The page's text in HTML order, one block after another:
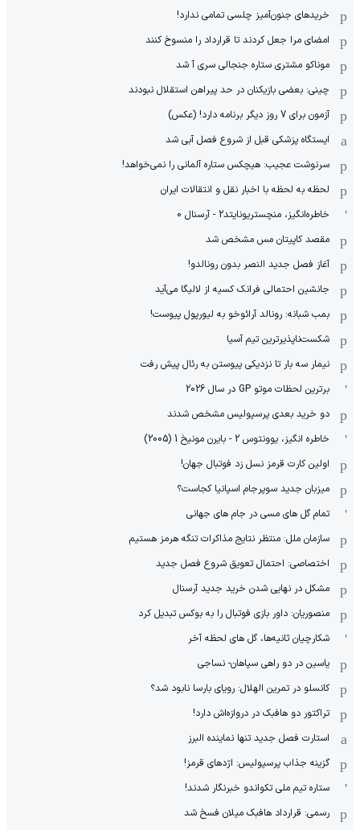
خریدهای جنون‌آمیز چلسی تمامی ندارد!
امضای مرا جعل کردند تا قرارداد را منسوخ کنند
موناکو مشتری ستاره جنجالی سری آ شد
چینی: بعضی بازیکنان در حد پیراهن استقلال نبودند
آزمون برای 7 روز دیگر برنامه دارد! (عکس)
ایستگاه پزشکی قبل از شروع فصل آبی شد
سرنوشت عجیب: هیچکس ستاره آلمانی را نمی‌خواهد!
لحظه به لحظه با اخبار نقل و انتقالات ایران
خاطره‌انگیز، منچستریونایتد2 - آرسنال 0
مقصد کاپیتان مس مشخص شد
آغاز فصل جدید النصر بدون رونالدو!
جانشین احتمالی فرانک کسیه از لالیگا می‌آید
بمب شبانه: رونالد آرائوخو به لیورپول پیوست!
شکست‌ناپذیرترین تیم آسیا
نیمار سه بار تا نزدیکی پیوستن به رئال پیش رفت
برترین لحظات موتو GP در سال 2026
دو خرید بعدی پرسپولیس مشخص شدند
خاطره انگیز، یوونتوس 2 - بایرن مونیخ 1 (2005)
اولین کارت قرمز نسل زد فوتبال جهان!
میزبان جدید سوپرجام اسپانیا کجاست؟
تمام گل های مسی در جام های جهانی
سازمان ملل: منتظر نتایج مذاکرات تنگه هرمز هستیم
اختصاصی: احتمال تعویق شروع فصل جدید
مشکل در نهایی شدن خرید جدید آرسنال
منصوریان: داور بازی فوتبال را به بوکس تبدیل کرد
شکارچیان ثانیه‌ها، گل های لحظه آخر
یاسین در دو راهی سپاهان- نساجی
کانسلو در تمرین الهلال: رویای بارسا نابود شد؟
تراکتور دو هافبک در دروازه‌اش دارد!
استارت فصل جدید تنها نماینده البرز
گزینه جذاب پرسپولیس: اژدهای قرمز!
ستاره تیم ملی تکواندو خبرنگار شدند!
رسمی: قرارداد هافبک میلان فسخ شد